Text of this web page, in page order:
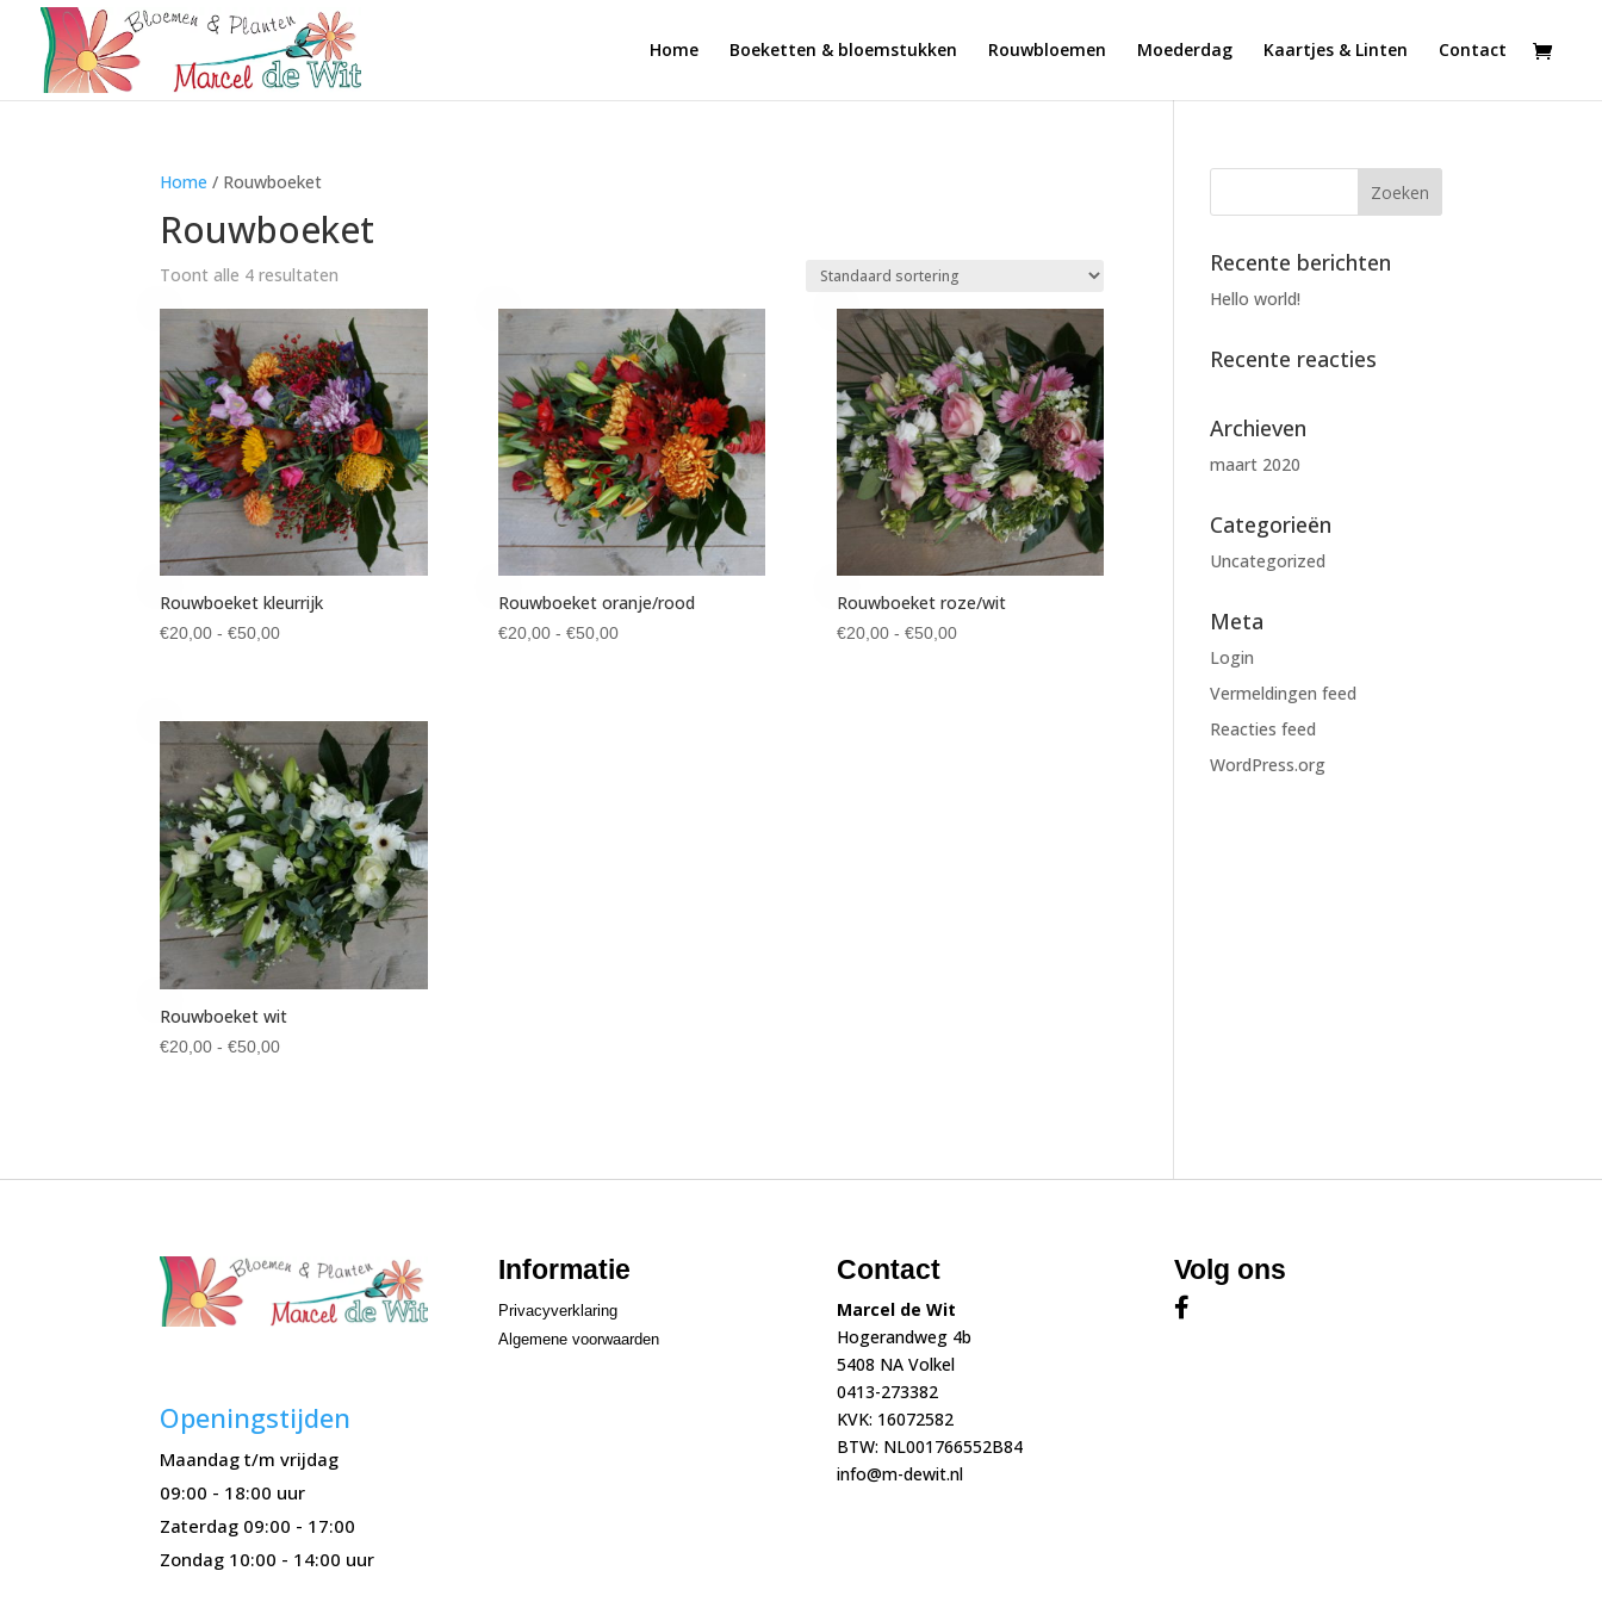
Home Boeketten & bloemstukken Rouwbloemen Moederdag Kaartjes & Linten Contact
Home / Rouwboeket
Rouwboeket
Toont alle 4 resultaten
Rouwboeket kleurrijk
€20,00 - €50,00Prijsklasse:
Rouwboeket oranje/rood
€20,00 - €50,00Prijsklasse:
Rouwboeket roze/wit
€20,00 - €50,00Prijsklasse:
Rouwboeket wit
€20,00 - €50,00Prijsklasse:
Recente berichten
Hello world!
Recente reacties
Archieven
maart 2020
Categorieën
Uncategorized
Meta
Login
Vermeldingen feed
Reacties feed
WordPress.org
Openingstijden
Maandag t/m vrijdag
09:00 - 18:00 uur
Zaterdag 09:00 - 17:00
Zondag 10:00 - 14:00 uur
Informatie
Privacyverklaring
Algemene voorwaarden
Contact
Marcel de Wit
Hogerandweg 4b
5408 NA Volkel
0413-273382
KVK: 16072582
BTW: NL001766552B84
info@m-dewit.nl
Volg ons